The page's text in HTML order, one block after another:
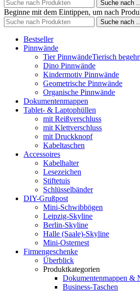
Suche nach ...
Beginne mit dem Eintippen, um nach
Suche nach ...
Bestseller
Pinnwände
Tier PinnwändeTierisch
Dino Pinnwände
Kindermotiv Pinnwände
Geometrische Pinnwände
Organische Pinnwände
Dokumentenmappen
Tablet- & Laptophüllen
mit Reißverschluss
mit Klettverschluss
mit Druckknopf
Kabeltaschen
Accessoires
Kabelhalter
Lesezeichen
Stiftetuis
Schlüsselbänder
DIY-Grußpost
Mini-Schwibbögen
Leipzig-Skyline
Berlin-Skyline
Halle (Saale)-Skyline
Mini-Osternest
Firmengeschenke
Überblick
Produktkategorien
Dokumentenmappen &
Business-Taschen